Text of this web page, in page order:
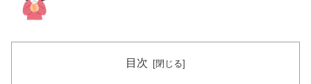
目次